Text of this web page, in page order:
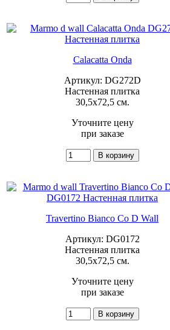
Calacatta Onda
Артикул: DG272D
Настенная плитка
30,5x72,5 см.
Уточните цену
при заказе
Travertino Bianco Co D Wall
Артикул: DG0172
Настенная плитка
30,5x72,5 см.
Уточните цену
при заказе